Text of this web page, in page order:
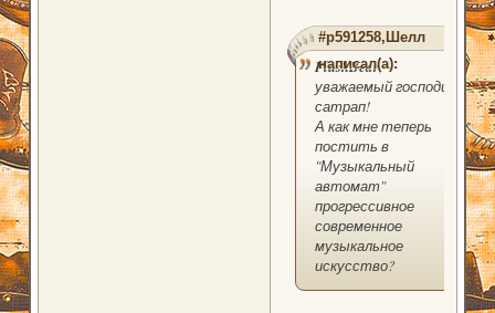
#p591258,Шелл
написал(а):
PlushBear,
уважаемый господин
сатрап!
А как мне теперь
постить в
"Музыкальный
автомат"
прогрессивное
современное
музыкальное
искусство?